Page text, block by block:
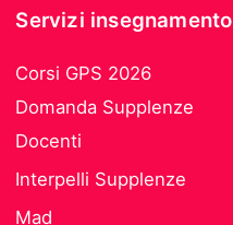
Servizi insegnamento
Corsi GPS 2026
Domanda Supplenze
Docenti
Interpelli Supplenze
Mad